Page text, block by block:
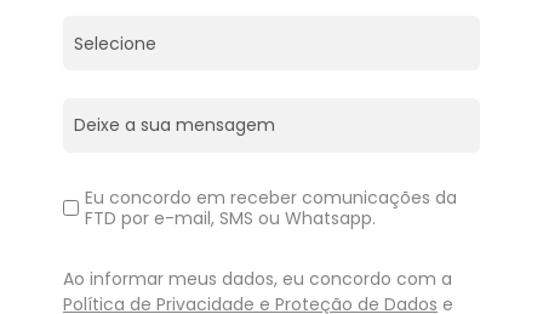
Eu concordo em receber comunicações da
FTD por e-mail, SMS ou Whatsapp.
Ao informar meus dados, eu concordo com a
Política de Privacidade e Proteção de Dados e